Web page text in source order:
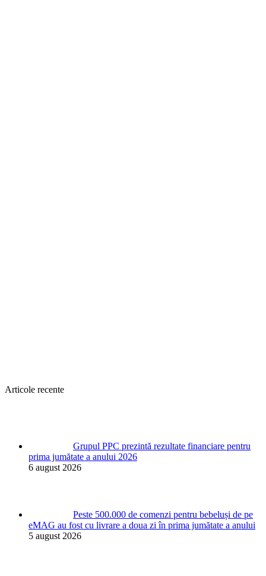
Articole recente
Grupul PPC prezintă rezultate financiare pentru
prima jumătate a anului 2026
6 august 2026
Peste 500.000 de comenzi pentru bebeluși de pe
eMAG au fost cu livrare a doua zi în prima jumătate a anului
5 august 2026